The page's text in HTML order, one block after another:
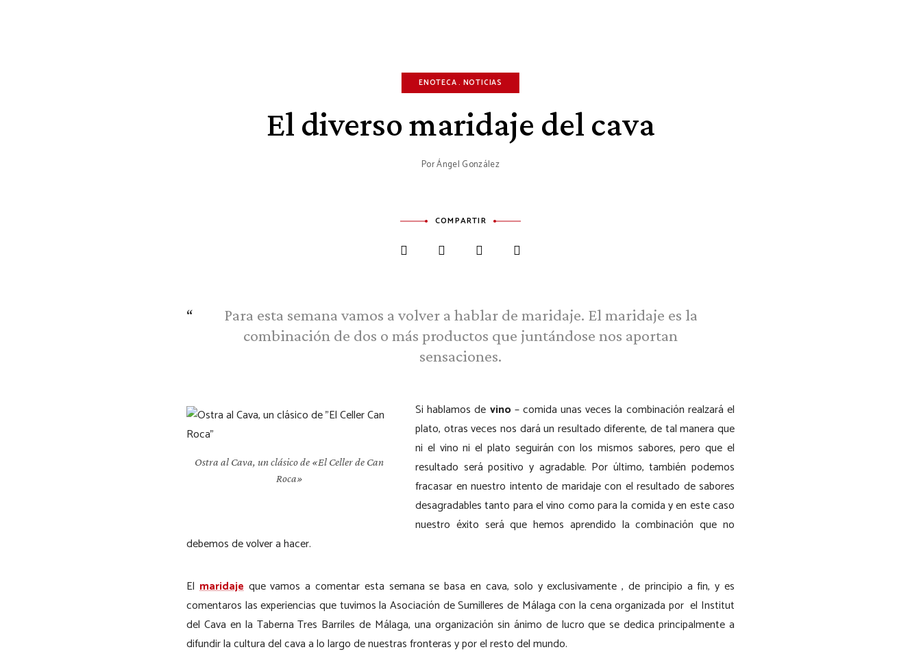
ENOTECA NOTICIAS
El diverso maridaje del cava
PorÁngel González
COMPARTIR
Para esta semana vamos a volver a hablar de maridaje. El maridaje es la
combinación de dos o más productos que juntándose nos aportan
sensaciones.
Ostra al Cava, un clásico de «El Celler de Can
Roca»
Si hablamos de vino – comida unas veces la combinación realzará el
plato, otras veces nos dará un resultado diferente, de tal manera que
ni el vino ni el plato seguirán con los mismos sabores, pero que el
resultado será positivo y agradable. Por último, también podemos
fracasar en nuestro intento de maridaje con el resultado de sabores
desagradables tanto para el vino como para la comida y en este caso
nuestro éxito será que hemos aprendido la combinación que no
debemos de volver a hacer.
El maridajeque vamos a comentar esta semana se basa en cava, solo y exclusivamente , de principio a fin, y es
comentaros las experiencias que tuvimos la Asociación de Sumilleres de Málaga con la cena organizada por el Institut
del Cava en la Taberna Tres Barriles de Málaga, una organización sin ánimo de lucro que se dedica principalmente a
difundir la cultura del cava a lo largo de nuestras fronteras y por el resto del mundo.